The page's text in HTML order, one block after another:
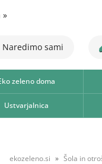
»
Naredimo sami
zeleno doma
Ustvarjalnica
ekozeleno.si Šola in